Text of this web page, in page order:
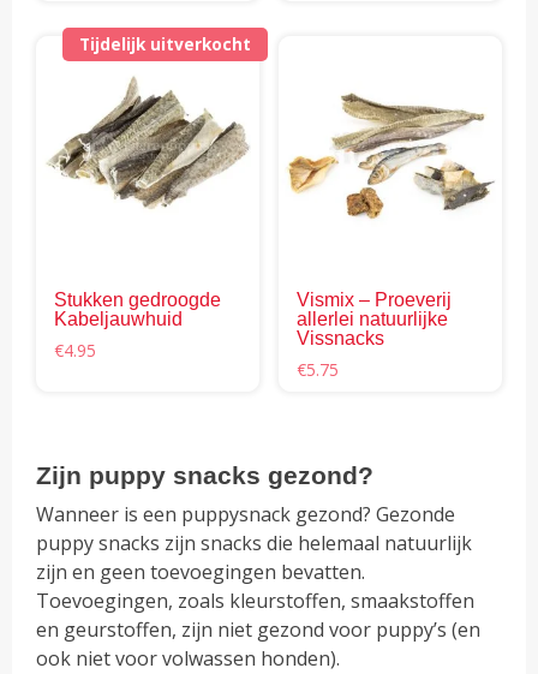
Tijdelijk uitverkocht
Stukken gedroogde
Kabeljauwhuid
€4.95
Vismix – Proeverij
allerlei natuurlijke
Vissnacks
€5.75
Zijn puppy snacks gezond?
Wanneer is een puppysnack gezond? Gezonde
puppy snacks zijn snacks die helemaal natuurlijk
zijn en geen toevoegingen bevatten.
Toevoegingen, zoals kleurstoffen, smaakstoffen
en geurstoffen, zijn niet gezond voor puppy’s (en
ook niet voor volwassen honden).